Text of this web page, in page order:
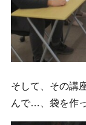
そして、その講
んで…、袋を作